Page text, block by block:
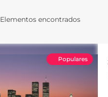
Elementos encontrados
Populares